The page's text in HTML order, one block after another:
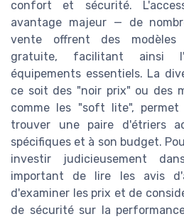
confort et sécurité.
avantage majeur — de
vente offrent des
gratuite, facilitant ainsi
équipements essentiels. La
ce soit des "noir prix" ou des
comme les "soft lite",
trouver une paire d'étriers
spécifiques et à son budget.
investir judicieusement
important de lire les avis
d'examiner les prix et de
de sécurité sur la